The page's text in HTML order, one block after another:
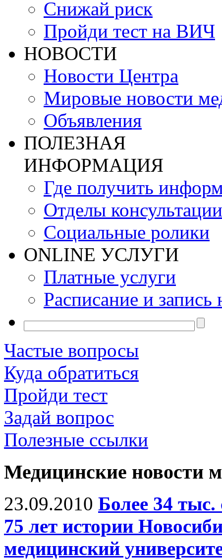
Снижай риск
Пройди тест на ВИЧ
НОВОСТИ
Новости Центра
Мировые новости
Объявления
ПОЛЕЗНАЯ
ИНФОРМАЦИЯ
Где получить
Отделы консультации
Социальные ролики
ONLINE УСЛУГИ
Платные услуги
Расписание и запись
Частые вопросы
Куда обратиться
Пройди тест
Задай вопрос
Полезные ссылки
Медицинские новости
23.09.2010 Более 34 тыс.
75 лет истории
медицинский